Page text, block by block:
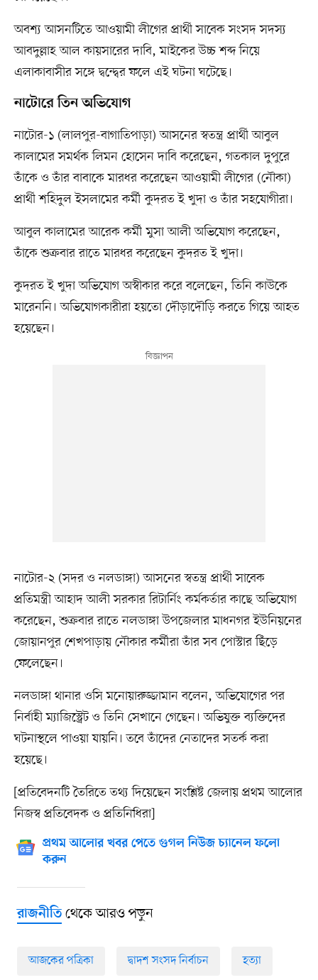
অবশ্য আসনটিতে আওয়ামী লীগের প্রার্থী সাবেক সংসদ সদস্য
আবদুল্লাহ আল কায়সারের দাবি, মাইকের উচ্চ শব্দ নিয়ে
এলাকাবাসীর সঙ্গে দ্বন্দ্বের ফলে এই ঘটনা ঘটেছে।
নাটোরে তিন অভিযোগ
নাটোর-১ (লালপুর-বাগাতিপাড়া) আসনের স্বতন্ত্র প্রার্থী আবুল
কালামের সমর্থক লিমন হোসেন দাবি করেছেন, গতকাল দুপুরে
তাঁকে ও তাঁর বাবাকে মারধর করেছেন আওয়ামী লীগের (নৌকা)
প্রার্থী শহিদুল ইসলামের কর্মী কুদরত ই খুদা ও তাঁর সহযোগীরা।
আবুল কালামের আরেক কর্মী মুসা আলী অভিযোগ করেছেন,
তাঁকে শুক্রবার রাতে মারধর করেছেন কুদরত ই খুদা।
কুদরত ই খুদা অভিযোগ অস্বীকার করে বলেছেন, তিনি কাউকে
মারেননি। অভিযোগকারীরা হয়তো দৌড়াদৌড়ি করতে গিয়ে আহত
হয়েছেন।
নাটোর-২ (সদর ও নলডাঙ্গা) আসনের স্বতন্ত্র প্রার্থী সাবেক
প্রতিমন্ত্রী আহাদ আলী সরকার রিটার্নিং কর্মকর্তার কাছে অভিযোগ
করেছেন, শুক্রবার রাতে নলডাঙ্গা উপজেলার মাধনগর ইউনিয়নের
জোয়ানপুর শেখপাড়ায় নৌকার কর্মীরা তাঁর সব পোস্টার ছিঁড়ে
ফেলেছেন।
নলডাঙ্গা থানার ওসি মনোয়ারুজ্জামান বলেন, অভিযোগের পর
নির্বাহী ম্যাজিস্ট্রেট ও তিনি সেখানে গেছেন। অভিযুক্ত ব্যক্তিদের
ঘটনাস্থলে পাওয়া যায়নি। তবে তাঁদের নেতাদের সতর্ক করা
হয়েছে।
[প্রতিবেদনটি তৈরিতে তথ্য দিয়েছেন সংশ্লিষ্ট জেলায় প্রথম আলোর
নিজস্ব প্রতিবেদক ও প্রতিনিধিরা]
প্রথম আলোর খবর পেতে গুগল নিউজ চ্যানেল ফলো
করুন
রাজনীতিথেকে আরও পড়ুন
আজকের পত্রিকা দ্বাদশ সংসদ নির্বাচন হত্যা